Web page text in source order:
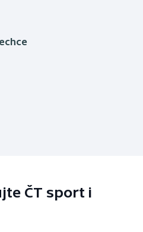
ČT sport i